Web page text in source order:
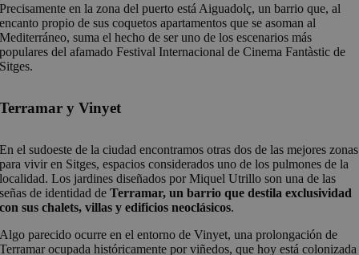
Precisamente en la zona del puerto está Aiguadolç, un barrio que, al
encanto propio de sus coquetos apartamentos que se asoman al
Mediterráneo, suma el hecho de ser uno de los escenarios más
populares del afamado Festival Internacional de Cinema Fantàstic de
Sitges.
Terramar y Vinyet
En el sudoeste de la ciudad encontramos otras dos de las mejores zonas
para vivir en Sitges, espacios considerados uno de los pulmones de la
localidad. Los jardines diseñados por Miquel Utrillo son una de las
señas de identidad deTerramar, un barrio que destila exclusividad
con sus chalets, villas y edificios neoclásicos.
Algo parecido ocurre en el entorno de Vinyet, una prolongación de
Terramar ocupada históricamente por viñedos, que hoy está colonizada